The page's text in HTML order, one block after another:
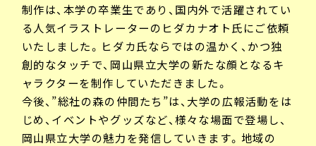
制作は、本学の卒業生であり、国内外で活躍されてい
る人気イラストレーターのヒダカナオト氏にご依頼
いたしました。ヒダカ氏ならではの温かく、かつ独
創的なタッチで、岡山県立大学の新たな顔となるキ
ャラクターを制作していただきました。
今後、”総社の森の仲間たち”は、大学の広報活動をは
じめ、イベントやグッズなど、様々な場面で登場し、
岡山県立大学の魅力を発信していきます。地域の